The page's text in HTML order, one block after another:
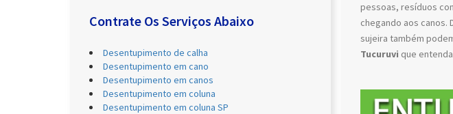
Contrate Os Serviços Abaixo
Desentupimento de calha
Desentupimento em cano
Desentupimento em canos
Desentupimento em coluna
Desentupimento em coluna SP
pessoas, resíduos
chegando aos canos.
sujeira também
Tucuruvi que